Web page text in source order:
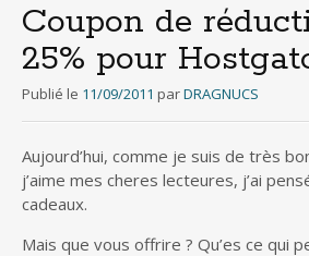
principal
Coupon de
25% pour
Publié le 11/09/2011 parDRAGNUCS
Aujourd’hui, comme je suis de très
j’aime mes cheres lecteures, j’ai
cadeaux.
Mais que vous offrire ? Qu’es ce qui